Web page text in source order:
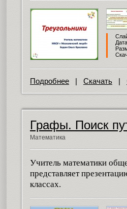
Подробнее | Скачать |
Графы. Поиск
Математика
Учитель математики
представляет
классах.